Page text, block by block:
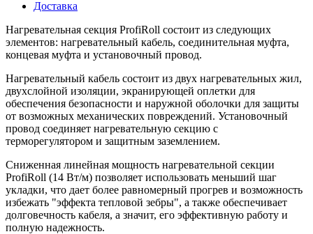
Доставка
Нагревательная секция ProfiRoll состоит из следующих
элементов: нагревательный кабель, соединительная муфта,
концевая муфта и установочный провод.
Нагревательный кабель состоит из двух нагревательных жил,
двухслойной изоляции, экранирующей оплетки для
обеспечения безопасности и наружной оболочки для защиты
от возможных механических повреждений. Установочный
провод соединяет нагревательную секцию с
терморегулятором и защитным заземлением.
Сниженная линейная мощность нагревательной секции
ProfiRoll (14 Вт/м) позволяет использовать меньший шаг
укладки, что дает более равномерный прогрев и возможность
избежать "эффекта тепловой зебры", а также обеспечивает
долговечность кабеля, а значит, его эффективную работу и
полную надежность.